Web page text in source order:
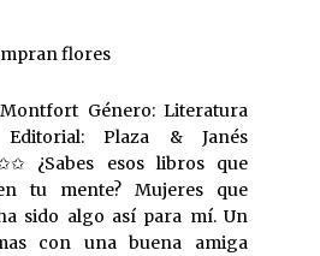
Género: Literatura
Editorial: Plaza & Janés
¿Sabes esos libros que
tu mente? Mujeres que
sido algo así para mí. Un
con una buena amiga